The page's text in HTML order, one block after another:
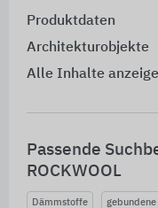
Produktdaten
Architekturobjekte
Alle Inhalte
Passende
ROCKWOOL
Dämmstoffe